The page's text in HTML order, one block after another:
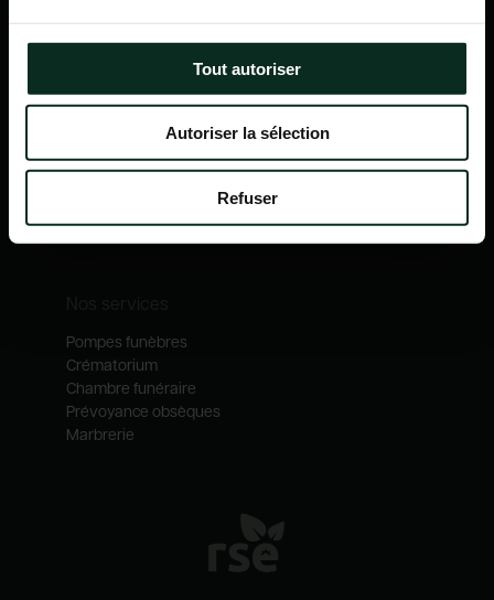
Tout autoriser
Autoriser la sélection
Refuser
Navigation
Qui sommes-nous ?
Notre catalogue
Nos métiers
Pompes funèbres
Crématorium
Chambre funéraire
Prévoyance obsèques
Marbrerie